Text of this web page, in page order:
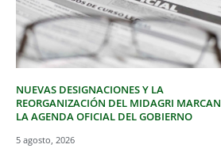
NUEVAS DESIGNACIONES Y LA
REORGANIZACIÓN DEL MIDAGRI MARCAN
LA AGENDA OFICIAL DEL GOBIERNO
5 agosto, 2026